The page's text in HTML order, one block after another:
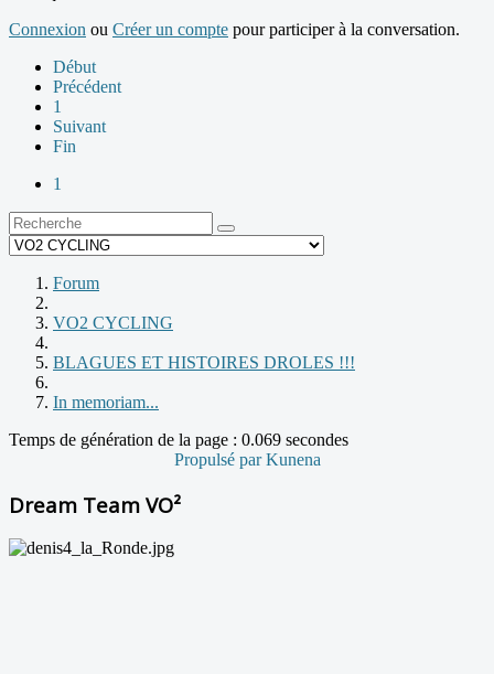
Connexion ou Créer un compte pour participer à la conversation.
Début
Précédent
1
Suivant
Fin
1
Forum
VO2 CYCLING
BLAGUES ET HISTOIRES DROLES !!!
In memoriam...
Temps de génération de la page : 0.069 secondes
Propulsé parKunena
Dream Team VO²